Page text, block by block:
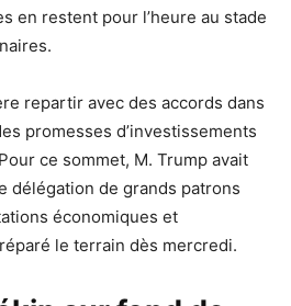
en restent pour l’heure au stade
repartir avec des accords dans
promesses d’investissements
ce sommet, M. Trump avait
délégation de grands patrons
économiques et
le terrain dès mercredi.